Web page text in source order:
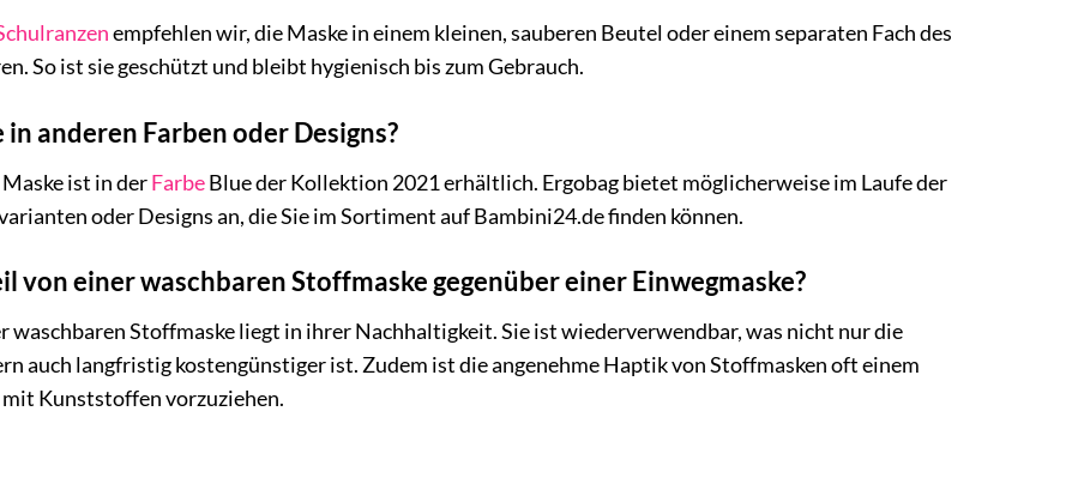
empfehlen wir, die Maske in einem kleinen, sauberen Beutel oder einem separaten Fach des
So ist sie geschützt und bleibt hygienisch bis zum Gebrauch.
in anderen Farben oder Designs?
ist in derFarbeBlue der Kollektion 2021 erhältlich. Ergobag bietet möglicherweise im Laufe der
oder Designs an, die Sie im Sortiment auf Bambini24.de finden können.
von einer waschbaren Stoffmaske gegenüber einer Einwegmaske?
Stoffmaske liegt in ihrer Nachhaltigkeit. Sie ist wiederverwendbar, was nicht nur die
auch langfristig kostengünstiger ist. Zudem ist die angenehme Haptik von Stoffmasken oft einem
Kunststoffen vorzuziehen.